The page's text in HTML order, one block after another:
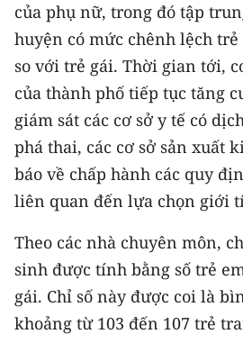
RADIO
MEDIA CENTER
E-Magazine
Video
Media Chính trị
Media Văn hóa
Media Xã hội
của phụ nữ, trong đó tập
huyện có mức chênh lệch
so với trẻ gái. Thời gian tới,
của thành phố tiếp tục tăng
giám sát các cơ sở y tế có
phá thai, các cơ sở sản xuất
báo về chấp hành các quy
liên quan đến lựa chọn giới
Theo các nhà chuyên môn,
sinh được tính bằng số trẻ
gái. Chỉ số này được coi là
khoảng từ 103 đến 107 trẻ